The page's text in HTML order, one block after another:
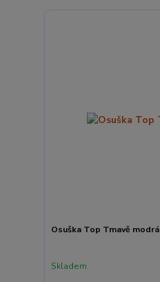
Osuška Top Tmavě modrá
Skladem